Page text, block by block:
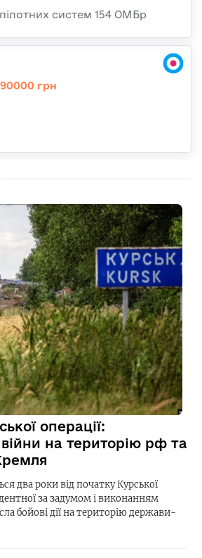
систем 154 ОМБр
грн
операції:
на територію рф та
два роки від початку Курської
за задумом і виконанням
бойові дії на територію держави-